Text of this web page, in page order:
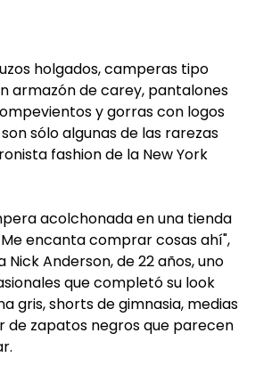
holgados, camperas tipo
armazón de carey, pantalones
y gorras con logos
sólo algunas de las rarezas
fashion de la New York
acolchonada en una tienda
encanta comprar cosas ahí",
Anderson, de 22 años, uno
que completó su look
gris, shorts de gimnasia, medias
de zapatos negros que parecen